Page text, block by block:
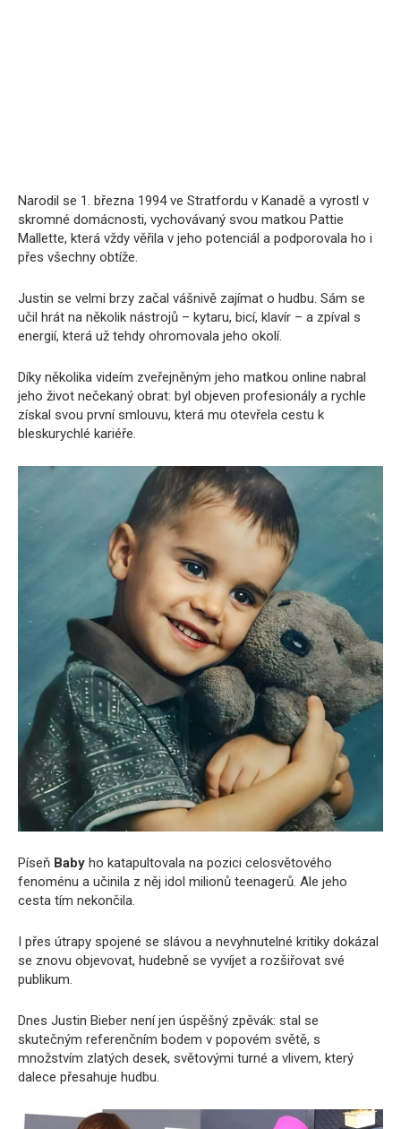
Narodil se 1. března 1994 ve Stratfordu v Kanadě a vyrostl v
skromné domácnosti, vychovávaný svou matkou Pattie
Mallette, která vždy věřila v jeho potenciál a podporovala ho i
přes všechny obtíže.
Justin se velmi brzy začal vášnivě zajímat o hudbu. Sám se
učil hrát na několik nástrojů – kytaru, bicí, klavír – a zpíval s
energií, která už tehdy ohromovala jeho okolí.
Díky několika videím zveřejněným jeho matkou online nabral
jeho život nečekaný obrat: byl objeven profesionály a rychle
získal svou první smlouvu, která mu otevřela cestu k
bleskurychlé kariéře.
Píseň Baby ho katapultovala na pozici celosvětového
fenoménu a učinila z něj idol milionů teenagerů. Ale jeho
cesta tím nekončila.
I přes útrapy spojené se slávou a nevyhnutelné kritiky dokázal
se znovu objevovat, hudebně se vyvíjet a rozšiřovat své
publikum.
Dnes Justin Bieber není jen úspěšný zpěvák: stal se
skutečným referenčním bodem v popovém světě, s
množstvím zlatých desek, světovými turné a vlivem, který
dalece přesahuje hudbu.